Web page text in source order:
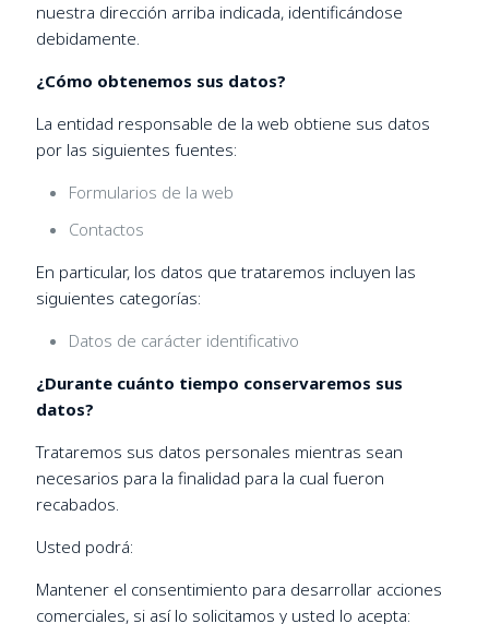
nuestra dirección arriba indicada, identificándose
debidamente.
¿Cómo obtenemos sus datos?
La entidad responsable de la web obtiene sus datos
por las siguientes fuentes:
Formularios de la web
Contactos
En particular, los datos que trataremos incluyen las
siguientes categorías:
Datos de carácter identificativo
¿Durante cuánto tiempo conservaremos sus
datos?
Trataremos sus datos personales mientras sean
necesarios para la finalidad para la cual fueron
recabados.
Usted podrá:
Mantener el consentimiento para desarrollar acciones
comerciales, si así lo solicitamos y usted lo acepta: